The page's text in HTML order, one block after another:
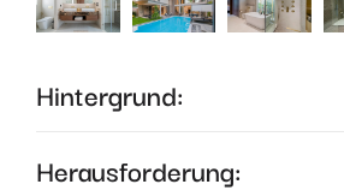
Hintergrund:
Herausforderung: